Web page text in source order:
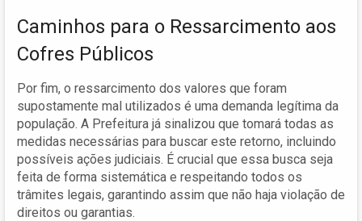
Caminhos para o Ressarcimento aos
Cofres Públicos
Por fim, o ressarcimento dos valores que foram
supostamente mal utilizados é uma demanda legítima da
população. A Prefeitura já sinalizou que tomará todas as
medidas necessárias para buscar este retorno, incluindo
possíveis ações judiciais. É crucial que essa busca seja
feita de forma sistemática e respeitando todos os
trâmites legais, garantindo assim que não haja violação de
direitos ou garantias.